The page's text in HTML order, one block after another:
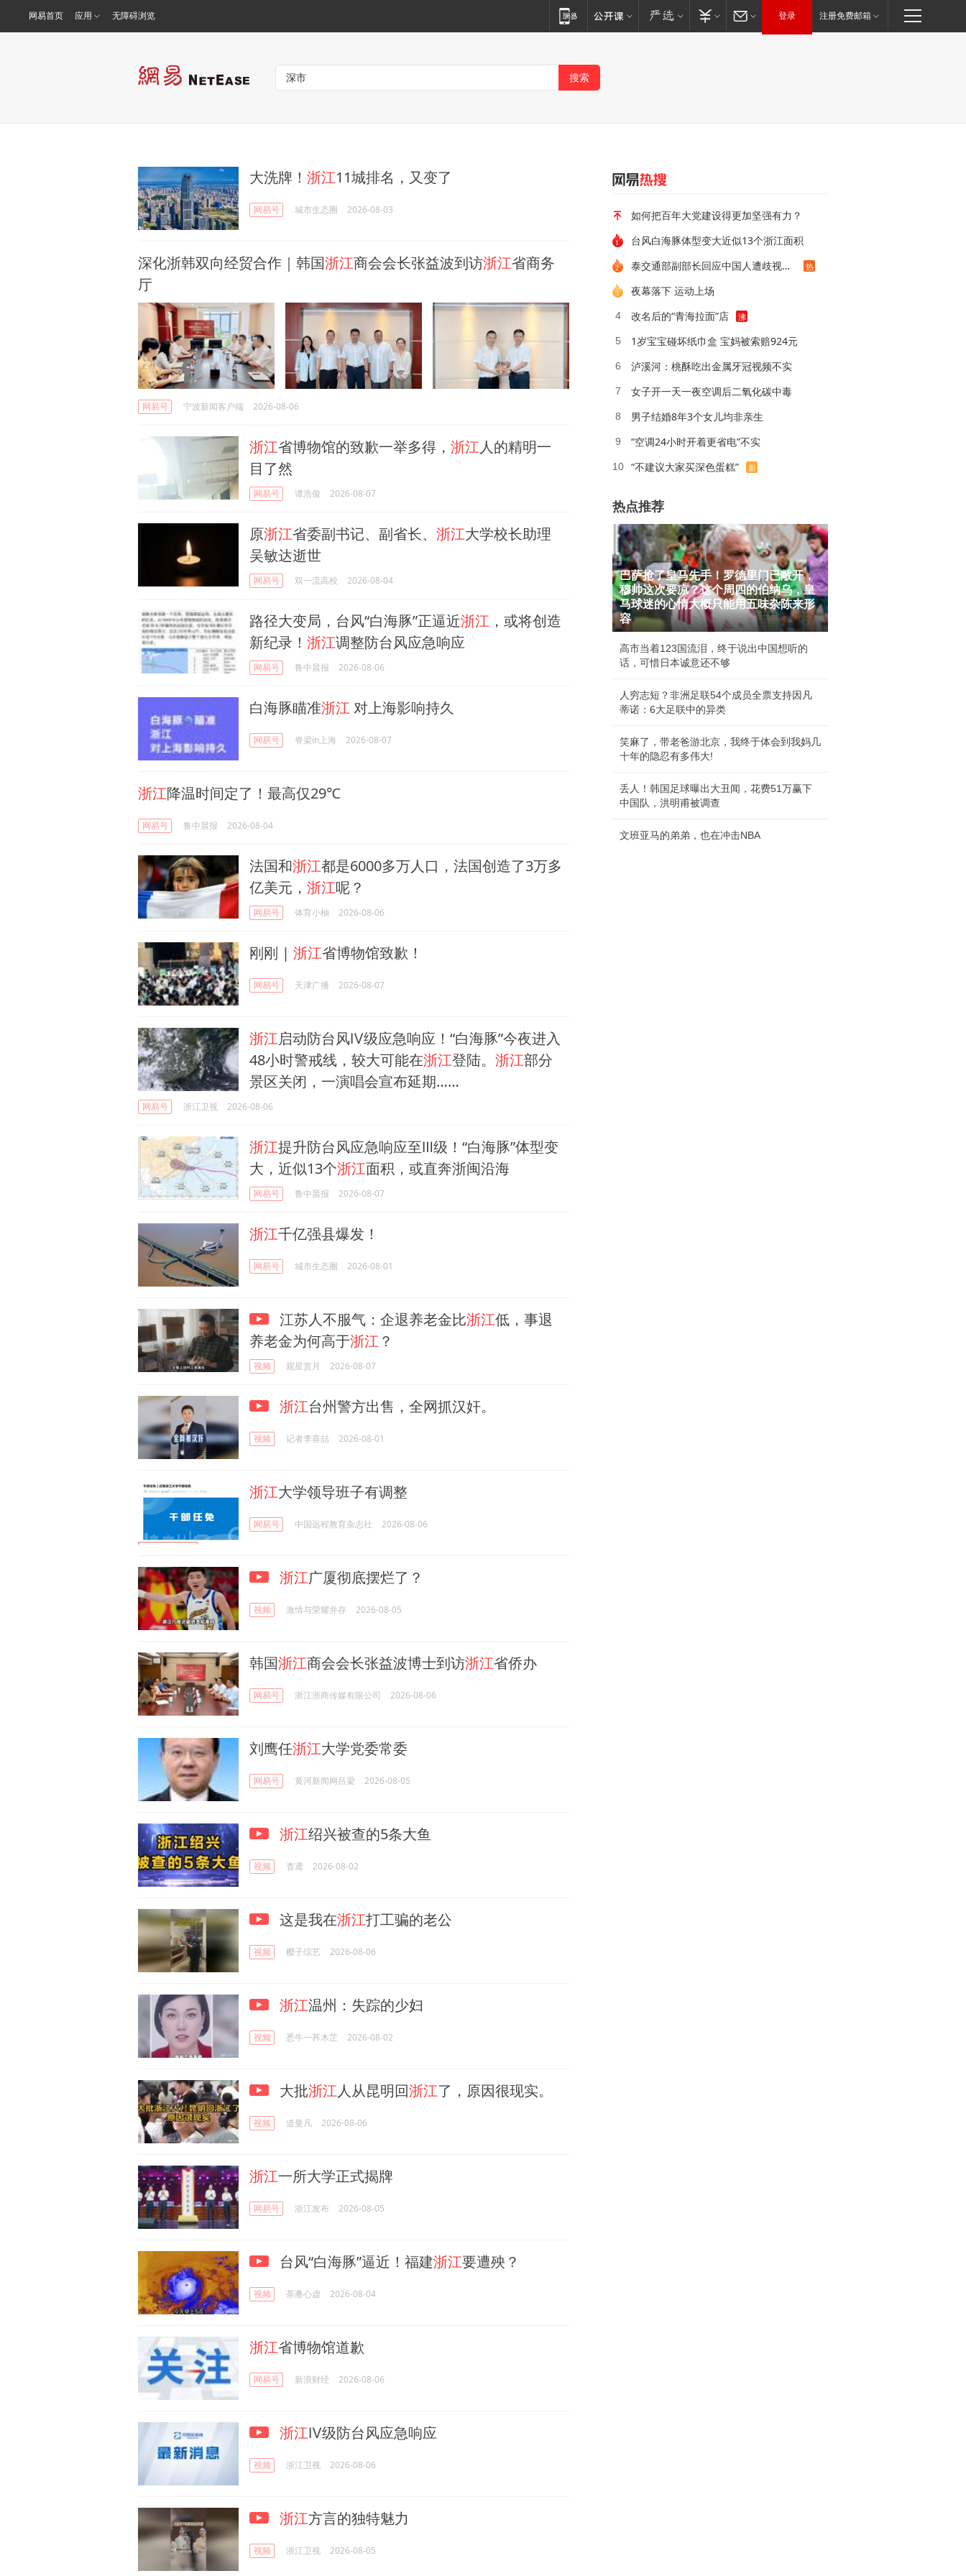
网易首页 应用 无障碍浏览 登录 注册免费邮箱
大洗牌！ 浙江11城排名，又变了
网易号 城市生态圈 2026-08-03
深化浙韩双向经贸合作｜韩国浙江商会会长张益波到访浙江省商务
厅
网易号 宁波新闻客户端 2026-08-06
浙江省博物馆的致歉一举多得， 浙江人的精明一
目了然
网易号 谭浩俊 2026-08-07
原浙江省委副书记、副省长、 浙江大学校长助理
吴敏达逝世
网易号 双一流高校 2026-08-04
路径大变局，台风“白海豚”正逼近浙江 ，或将创造
新纪录！ 浙江调整防台风应急响应
网易号 鲁中晨报 2026-08-06
白海豚瞄准浙江对上海影响持久
网易号 脊梁in上海 2026-08-07
浙江降温时间定了！最高仅29℃
网易号 鲁中晨报 2026-08-04
法国和浙江都是6000多万人口，法国创造了3万多
亿美元， 浙江呢？
网易号 体育小柚 2026-08-06
刚刚 | 浙江省博物馆致歉！
网易号 天津广播 2026-08-07
浙江启动防台风Ⅳ级应急响应！“白海豚”今夜进入
48小时警戒线，较大可能在浙江登陆。 浙江部分
景区关闭，一演唱会宣布延期……
网易号 浙江卫视 2026-08-06
浙江提升防台风应急响应至Ⅲ级！“白海豚”体型变
大，近似13个浙江面积，或直奔浙闽沿海
网易号 鲁中晨报 2026-08-07
浙江千亿强县爆发！
网易号 城市生态圈 2026-08-01
江苏人不服气：企退养老金比浙江低，事退
养老金为何高于浙江？
视频 观星赏月 2026-08-07
浙江台州警方出售，全网抓汉奸。
视频 记者李喜喆 2026-08-01
浙江大学领导班子有调整
网易号 中国远程教育杂志社 2026-08-06
浙江广厦彻底摆烂了？
视频 激情与荣耀并存 2026-08-05
韩国浙江商会会长张益波博士到访浙江省侨办
网易号 浙江浙商传媒有限公司 2026-08-06
刘鹰任浙江大学党委常委
网易号 黄河新闻网吕梁 2026-08-05
浙江绍兴被查的5条大鱼
视频 杳鸢 2026-08-02
这是我在浙江打工骗的老公
视频 樱子综艺 2026-08-06
浙江温州：失踪的少妇
视频 悉牛一荞木芷 2026-08-02
大批浙江人从昆明回浙江了，原因很现实。
视频 道曼凡 2026-08-06
浙江一所大学正式揭牌
网易号 浙江发布 2026-08-05
台风“白海豚”逼近！福建浙江要遭殃？
视频 荼蘼心虚 2026-08-04
浙江省博物馆道歉
网易号 新浪财经 2026-08-06
浙江Ⅳ级防台风应急响应
视频 浙江卫视 2026-08-06
浙江方言的独特魅力
视频 浙江卫视 2026-08-05
如何把百年大党建设得更加坚强有力？
1
台风白海豚体型变大近似13个浙江面积
2
泰交通部副部长回应中国人遭歧视手势 热
3
夜幕落下 运动上场
4 改名后的“青海拉面”店 沸
5 1岁宝宝碰坏纸巾盒 宝妈被索赔924元
6 泸溪河：桃酥吃出金属牙冠视频不实
7 女子开一天一夜空调后二氧化碳中毒
8 男子结婚8年3个女儿均非亲生
9 “空调24小时开着更省电”不实
10 “不建议大家买深色蛋糕” 新
热点推荐
巴萨抢了皇马先手！罗德里门已敞开，
穆帅这次要凉？这个周四的伯纳乌，皇
马球迷的心情大概只能用五味杂陈来形
容
高市当着123国流泪，终于说出中国想听的
话，可惜日本诚意还不够
人穷志短？非洲足联54个成员全票支持因凡
蒂诺：6大足联中的异类
笑麻了，带老爸游北京，我终于体会到我妈几
十年的隐忍有多伟大!
丢人！韩国足球曝出大丑闻，花费51万赢下
中国队，洪明甫被调查
文班亚马的弟弟，也在冲击NBA